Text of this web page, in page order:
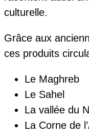
culturelle.
Grâce aux
ces produits
Le Maghreb
Le Sahel
La vallée du
La Corne de